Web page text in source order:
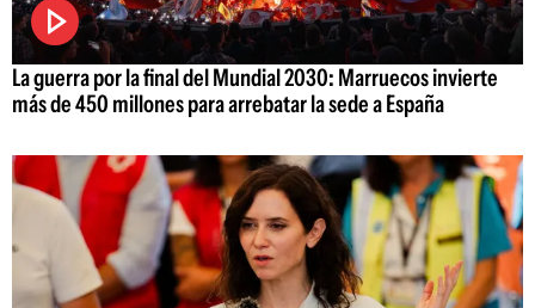
La guerra por la final del Mundial 2030: Marruecos invierte
más de 450 millones para arrebatar la sede a España